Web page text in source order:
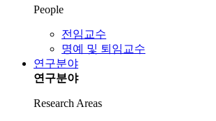
People
전임교수
명예 및 퇴임교수
연구분야
연구분야
Research Areas